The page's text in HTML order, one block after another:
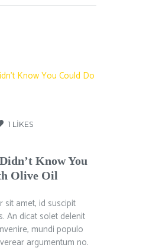
1 LIKES
Know You
Olive Oil
sit amet, id suscipit
An dicat solet delenit
mundi populo
argumentum no.